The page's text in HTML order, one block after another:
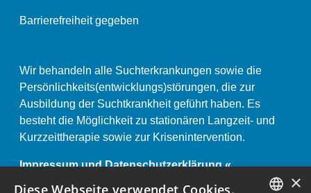
Barrierefreiheit gegeben
Wir behandeln alle Suchterkrankungen sowie die
Persönlichkeits(entwicklungs)störungen, die zur
Ausbildung der Suchtkrankheit geführt haben. Es
besteht die Möglichkeit zu stationären Langzeit- und
Kurzzeittherapie sowie zur Krisenintervention.
Impressum und Datenschutzerklärung «
×
Diese Webseite verwendet Cookies.